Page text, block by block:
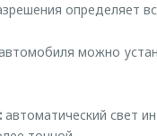
определяет
можно
автоматический свет